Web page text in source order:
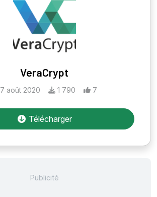
VeraCrypt
7 août 2020 1 790 7
Télécharger